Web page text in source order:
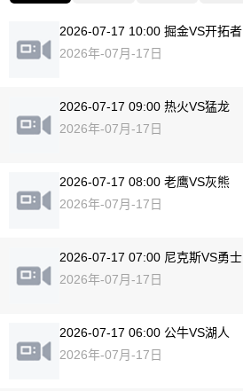
2026-07-17 10:00 掘金VS开拓者
2026年-07月-17日
2026-07-17 09:00 热火VS猛龙
2026年-07月-17日
2026-07-17 08:00 老鹰VS灰熊
2026年-07月-17日
2026-07-17 07:00 尼克斯VS勇士
2026年-07月-17日
2026-07-17 06:00 公牛VS湖人
2026年-07月-17日